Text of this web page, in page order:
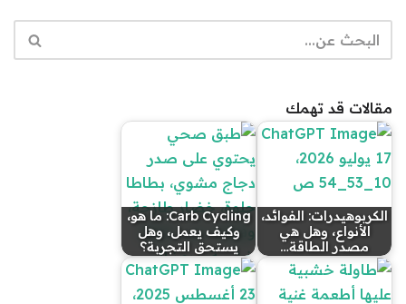
مقالات قد تهمك
الكربوهيدرات: الفوائد،
الأنواع، وهل هي
مصدر الطاقة…
Carb Cycling: ما هو،
وكيف يعمل، وهل
يستحق التجربة؟